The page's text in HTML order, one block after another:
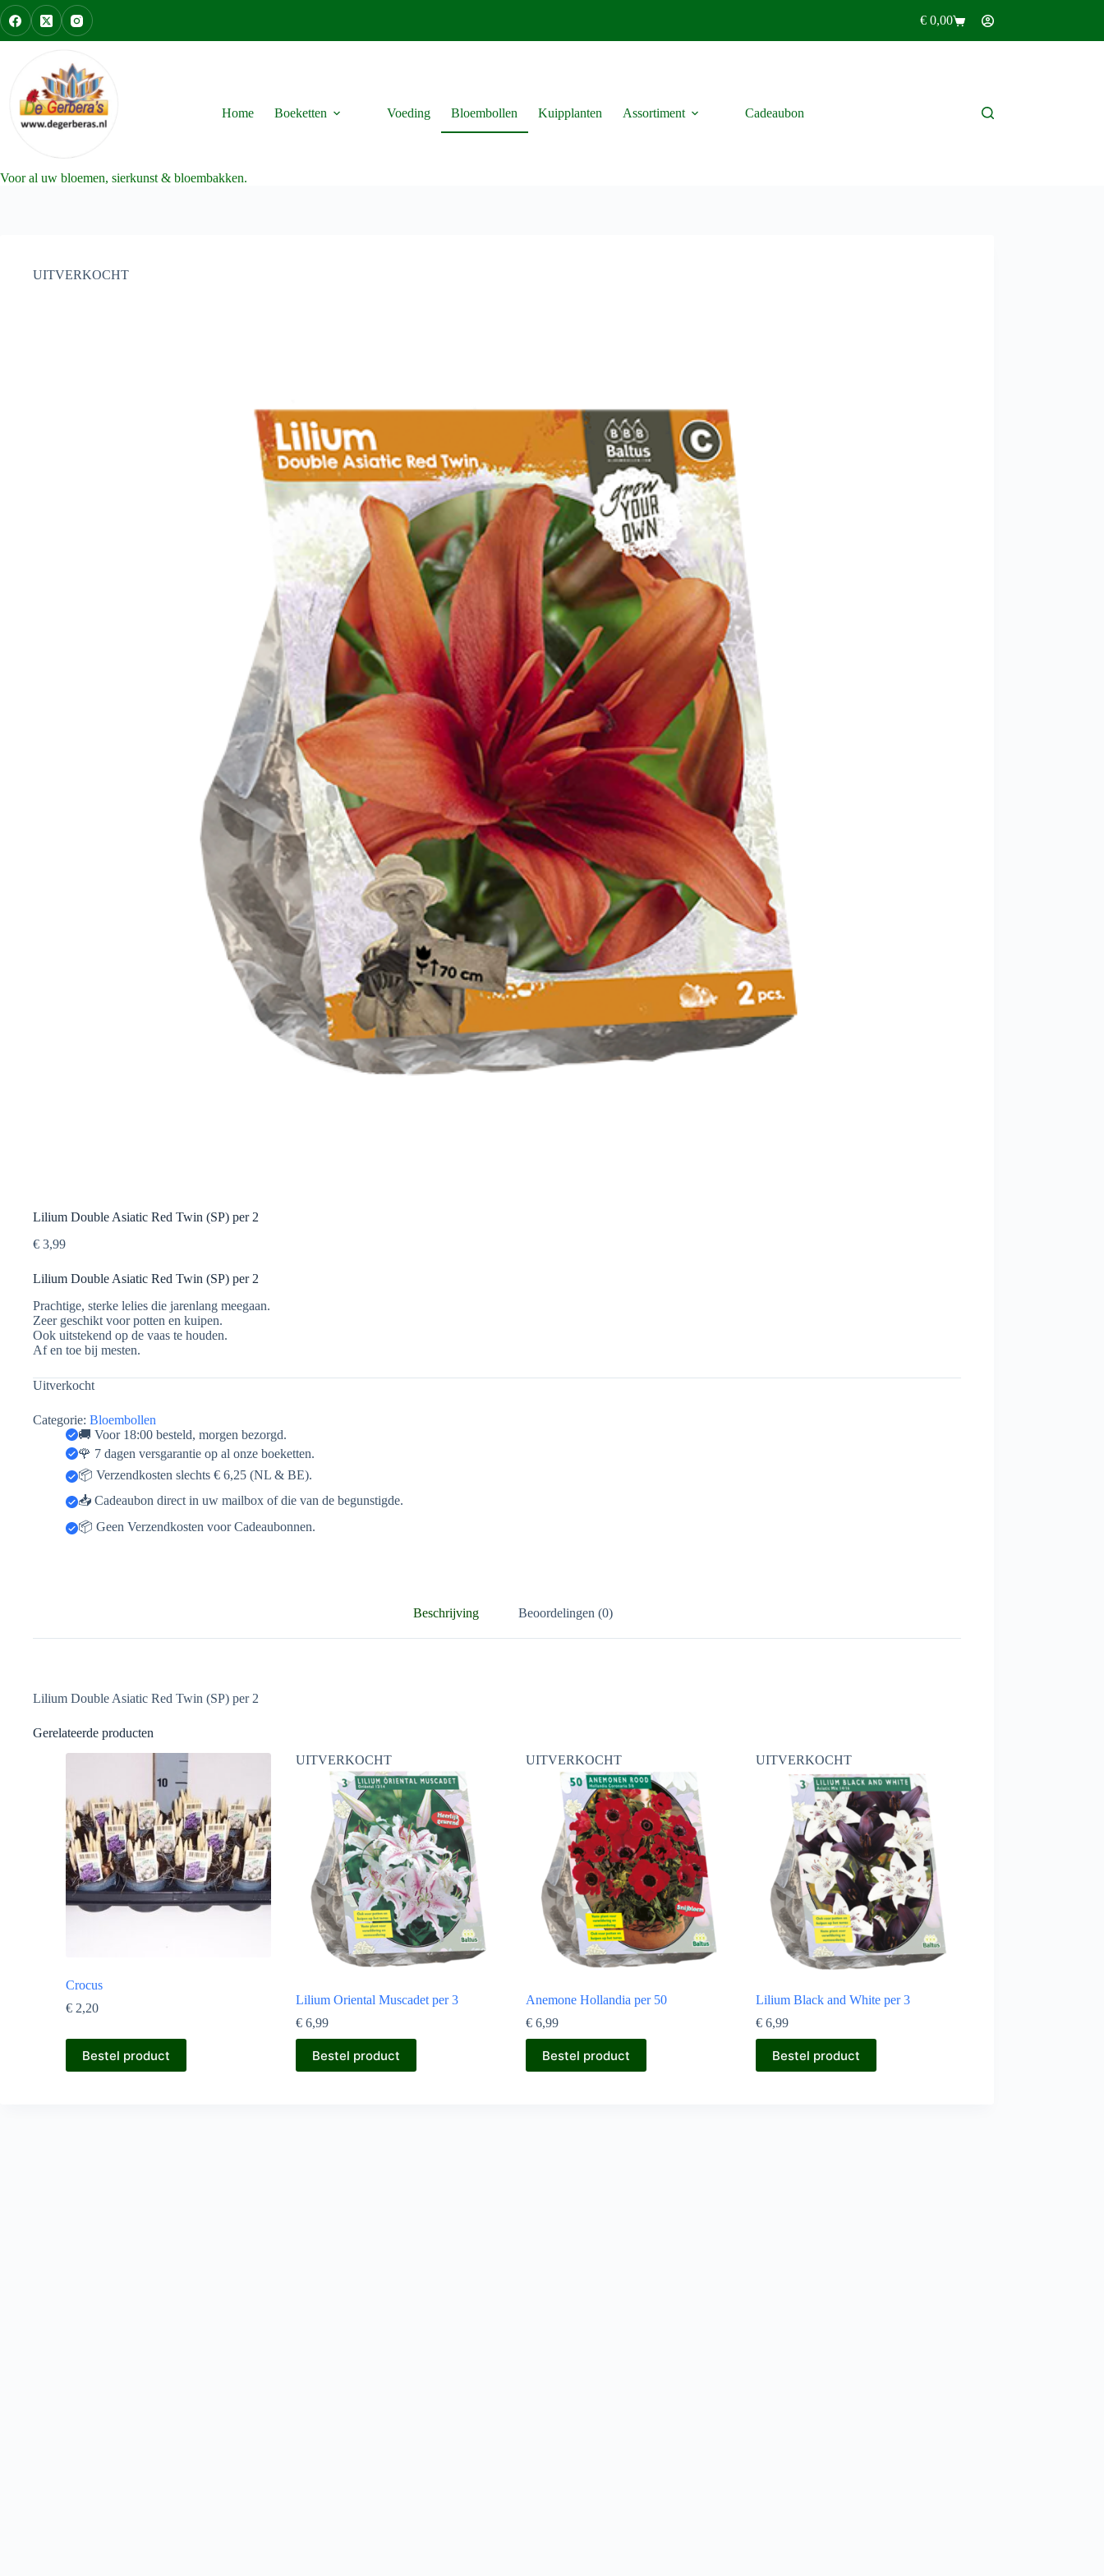
Ga
naar
de
Winkelwagen
€0,00
Voor al uw bloemen, sierkunst & bloembakken.
Home Boeketten Voeding Bloembollen Kuipplanten Assortiment Cadeaubon
UITVERKOCHT
Lilium Double Asiatic Red Twin (SP) per 2
€ 3,99
Lilium Double Asiatic Red Twin (SP) per 2
Prachtige, sterke lelies die jarenlang meegaan.
Zeer geschikt voor potten en kuipen.
Ook uitstekend op de vaas te houden.
Af en toe bij mesten.
Uitverkocht
Categorie: Bloembollen
🚚 Voor 18:00 besteld, morgen bezorgd.
🌹 7 dagen versgarantie op al onze boeketten.
📦 Verzendkosten slechts € 6,25 (NL & BE).
📥 Cadeaubon direct in uw mailbox of die van de begunstigde.
📦 Geen Verzendkosten voor Cadeaubonnen.
Beschrijving Beoordelingen (0)
Lilium Double Asiatic Red Twin (SP) per 2
Gerelateerde producten
Crocus
€ 2,20
Bestel product
UITVERKOCHT
Lilium Oriental Muscadet per 3
€6,99
Bestel product
UITVERKOCHT
Anemone Hollandia per 50
€6,99
Bestel product
UITVERKOCHT
Lilium Black and White per 3
€6,99
Bestel product